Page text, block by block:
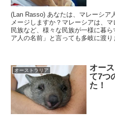
(Lan Rasso) あなたは、マレーシア
メージしますか？マレーシアは、
民族など、様々な民族が一様に暮
ア人の名前」と言っても多岐に渡り
オーストラリア
オー
て7つ
た！